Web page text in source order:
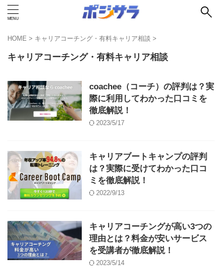
HOME > キャリアコーチング・有料キャリア相談 >
キャリアコーチング・有料キャリア相談
coachee（コーチ）の評判は？実
際に利用してわかった口コミを
徹底解説！
2023/5/17
キャリアブートキャンプの評判
は？実際に受けてわかった口コ
ミを徹底解説！
2022/9/13
キャリアコーチングが高い3つの
理由とは？料金が安いサービス
を受講者が徹底解説！
2023/5/14